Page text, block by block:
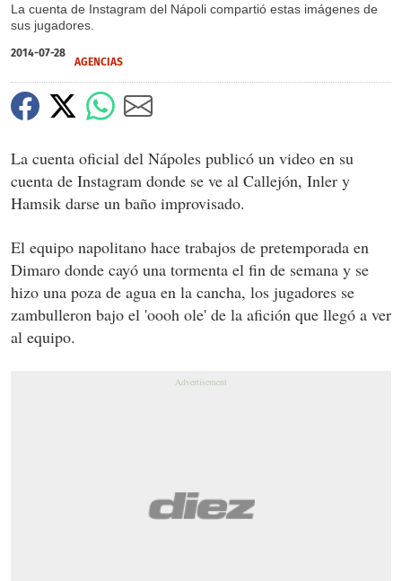
La cuenta de Instagram del Nápoli compartió estas imágenes de
sus jugadores.
2014-07-28
AGENCIAS
La cuenta oficial del Nápoles publicó un video en su
cuenta de Instagram donde se ve al Callejón, Inler y
Hamsik darse un baño improvisado.
El equipo napolitano hace trabajos de pretemporada en
Dimaro donde cayó una tormenta el fin de semana y se
hizo una poza de agua en la cancha, los jugadores se
zambulleron bajo el 'oooh ole' de la afición que llegó a ver
al equipo.